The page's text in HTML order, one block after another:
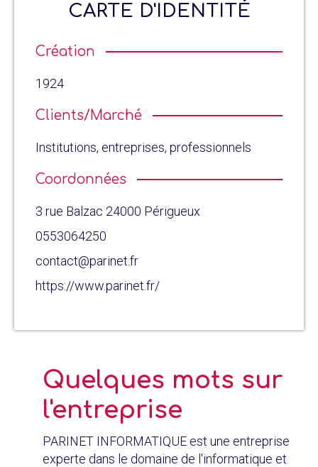
CARTE D'IDENTITÉ
Création
1924
Clients/Marché
Institutions, entreprises, professionnels
Coordonnées
3 rue Balzac 24000 Périgueux
0553064250
contact@parinet.fr
https://www.parinet.fr/
Quelques mots sur
l'entreprise
PARINET INFORMATIQUE est une entreprise
experte dans le domaine de l'informatique et